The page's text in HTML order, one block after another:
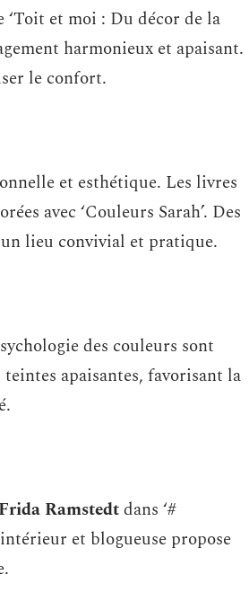
‘Toit et moi : Du décor de la
harmonieux et apaisant.
le confort.
et esthétique. Les livres
avec ‘Couleurs Sarah’. Des
lieu convivial et pratique.
des couleurs sont
teintes apaisantes, favorisant la
Frida Ramstedtdans ‘#
et blogueuse propose